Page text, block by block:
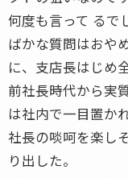
何度も言って るで
ばかな質問はおや
に、支店長はじめ
前社長時代から実
は社内で一目置か
社長の啖呵を楽し
り出した。